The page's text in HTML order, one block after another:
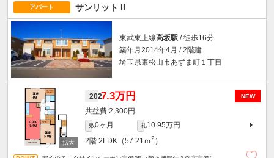
アパート サンリット II
東武東上線高坂駅 / 徒歩16分
築年月2014年4月 / 2階建
埼玉県東松山市あずま町１丁目
NEW
2027.3万円
2,300円
敷0ヶ月 礼10.95万円
2階 2LDK（57.21ｍ2 ）